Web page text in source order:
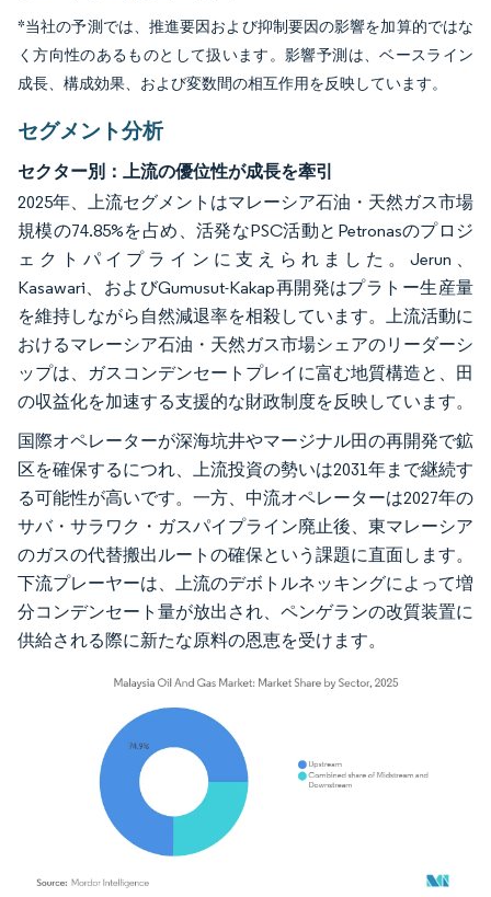
*当社の予測では、推進要因および抑制要因の影響を加算的ではな
く方向性のあるものとして扱います。影響予測は、ベースライン
成長、構成効果、および変数間の相互作用を反映しています。
セグメント分析
セクター別：上流の優位性が成長を牽引
2025年、上流セグメントはマレーシア石油・天然ガス市場
規模の74.85%を占め、活発なPSC活動とPetronasのプロジ
ェクトパイプラインに支えられました。Jerun、
Kasawari、およびGumusut-Kakap再開発はプラトー生産量
を維持しながら自然減退率を相殺しています。上流活動に
おけるマレーシア石油・天然ガス市場シェアのリーダーシ
ップは、ガスコンデンセートプレイに富む地質構造と、田
の収益化を加速する支援的な財政制度を反映しています。
国際オペレーターが深海坑井やマージナル田の再開発で鉱
区を確保するにつれ、上流投資の勢いは2031年まで継続す
る可能性が高いです。一方、中流オペレーターは2027年の
サバ・サラワク・ガスパイプライン廃止後、東マレーシア
のガスの代替搬出ルートの確保という課題に直面します。
下流プレーヤーは、上流のデボトルネッキングによって増
分コンデンセート量が放出され、ペンゲランの改質装置に
供給される際に新たな原料の恩恵を受けます。